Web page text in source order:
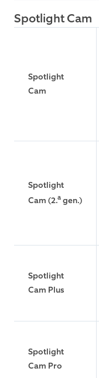
Spotlight Cam
Spotlight
Cam
Spotlight
Cam (2.a gen.)
Spotlight
Cam Plus
Spotlight
Cam Pro